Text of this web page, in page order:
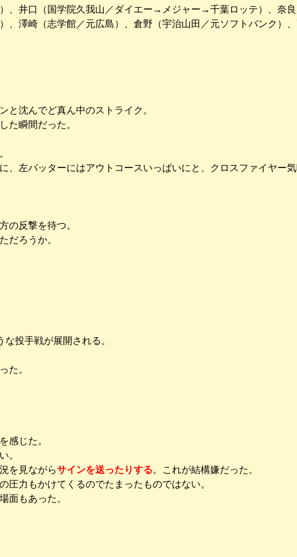
、井口（国学院久我山／ダイエー→メジャー→千葉ロッテ）、奈
澤崎（志学館／元広島）、倉野（宇治山田／元ソフトバンク）
と沈んでど真ん中のストライク。
した瞬間だった。
左バッターにはアウトコースいっぱいにと、クロスファイヤー
の反撃を待つ。
だろうか。
投手戦が展開される。
た。
感じた。
。
を見ながらサインを送ったりする。これが結構嫌だった。
力もかけてくるのでたまったものではない。
面もあった。